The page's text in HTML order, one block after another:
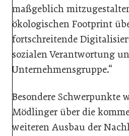
maßgeblich
ökologischen Footprint
fortschreitende
sozialen Verantwortung
Unternehmensgruppe.“
Besondere Schwerpunkte
Mödlinger über die
weiteren Ausbau der